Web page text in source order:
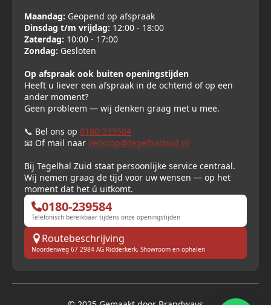
Maandag: Geopend op afspraak
Dinsdag t/m vrijdag: 12:00 - 18:00
Zaterdag: 10:00 - 17:00
Zondag: Gesloten
Op afspraak ook buiten openingstijden
Heeft u liever een afspraak in de ochtend of op een
ander moment?
Geen probleem — wij denken graag met u mee.
📞 Bel ons op 0180-239584
📧 Of mail naar verkoop@tegelhalzuid.nl
Bij Tegelhal Zuid staat persoonlijke service centraal.
Wij nemen graag de tijd voor uw wensen — op het
moment dat het ú uitkomt.
0180-239584
Telefonisch bereikbaar tijdens onze openingstijden
Routebeschrijving
Noordenweg 67 2984 AG Ridderkerk, Showroom en ophalen